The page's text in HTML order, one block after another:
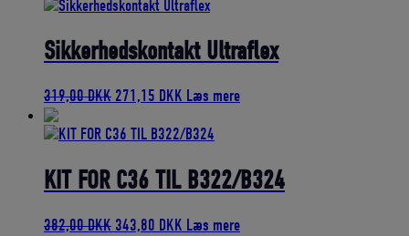
pris
516,00 DKK.
pris
464,40 DKK.
Sikkerhedskontakt Ultraflex
319,00DKK Den
pris
319,00 DKK.
271,15 DKK Den
pris
271,15 DKK.
Læs mere
KIT FOR C36 TIL B322/B324
382,00DKK Den
343,80 DKK Den
Læs mere